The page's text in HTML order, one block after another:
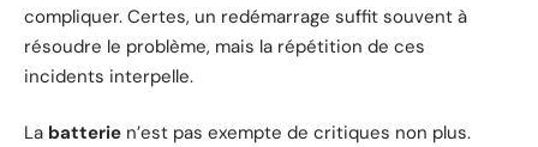
compliquer. Certes, un redémarrage suffit souvent à
résoudre le problème, mais la répétition de ces
incidents interpelle.
La batterie n’est pas exempte de critiques non plus.